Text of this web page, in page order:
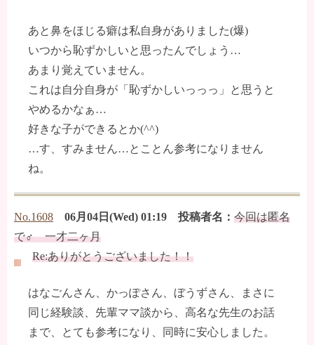
あと鼻をほじる癖は私自身がありました(爆)
いつから恥ずかしいと思ったんでしょう…
あまり覚えていません。
これは自分自身が「恥ずかしいっっっ」と思うと
やめるかなぁ…
好きな子ができるとか(^^)
…す、すみません…とことん参考になりません
ね。
No.1608 06月04日(Wed) 01:19 投稿者名： 今回は匿名
で♂ 一才二ヶ月
Re:ありがとうございました！！
はなごんさん、かっぽさん、ぼうずさん、まさに
同じ経験談、先輩ママ談から、高名な先生のお話
まで、とても参考になり、同時に安心しました。